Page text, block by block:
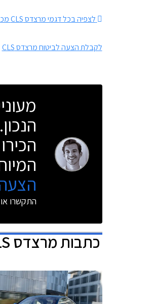
לצפיה בכל דגמי מרצדס CLS מכל השנים
לקבלת הצעה לביטוח מרצדס CLS
התקשרו או
כתבותמרצדס CLS